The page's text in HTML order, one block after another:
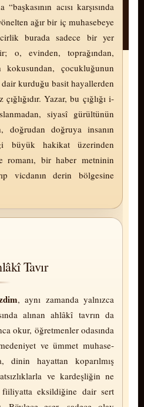
acısı karşısında
ağır bir iç mu­ha­se­be­ye
burada sadece bir yer
o, evinden, toprağından,
kokusundan, çocukluğunun
kurduğu basit hayallerden
çığlığıdır. Yazar, bu çığlığı i­
siyasî gürültünün
doğrudan doğruya insanın
büyük ha­ki­kat üzerinden
romanı, bir haber metninin
vic­danın derin bölgesine
Tavır
, aynı zamanda yalnızca
alınan ahlâkî tavrın da
okur, öğretmenler odasında
ve ümmet mu­ha­se­
dinin hayattan koparılmış
ve kardeşliğin ne
fiiliyatta eksildiğine dair sert